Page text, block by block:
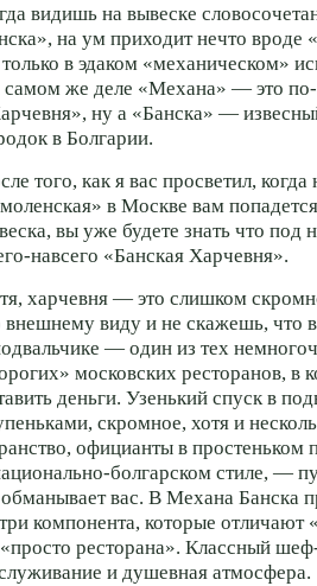
видишь на вывеске
на ум приходит нечто
в эдаком «механическом»
же деле «Механа» — это по-
ну а «Банска» —
в Болгарии.
того, как я вас просветил,
в Москве вам
вы уже будете знать что под
навсего «Банская Харчевня».
харчевня — это слишком
виду и не скажешь, что
— один из тех
московских ресторанов, в
деньги. Узенький спуск в
скромное, хотя и
официанты в простеньком
болгарском стиле, —
вас. В Механа Банска
компонента, которые отличают
ресторана». Классный
и душевная атмосфера.